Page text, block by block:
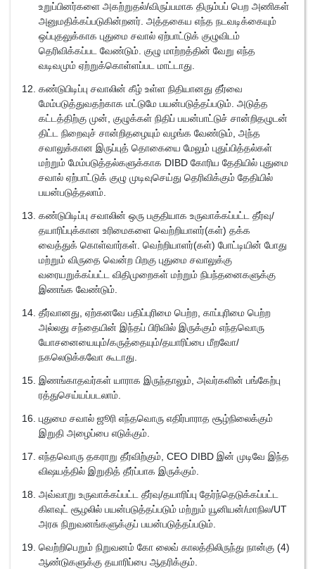
உறுப்பினர்களை அகற்றுதல்/விருப்பமாக திரும்பப் பெற அணிகள்
அனுமதிக்கப்படுகின்றனர். அத்தகைய எந்த நடவடிக்கையும்
ஒப்புதலுக்காக புதுமை சவால் ஏற்பாட்டுக் குழுவிடம்
தெரிவிக்கப்பட வேண்டும். குழு மாற்றத்தின் வேறு எந்த
வடிவமும் ஏற்றுக்கொள்ளப்பட மாட்டாது.
கண்டுபிடிப்பு சவாலின் கீழ் உள்ள நிதியானது தீர்வை
மேம்படுத்துவதற்காக மட்டுமே பயன்படுத்தப்படும். அடுத்த
கட்டத்திற்கு முன், குழுக்கள் நிதிப் பயன்பாட்டுச் சான்றிதழுடன்
திட்ட நிறைவுச் சான்றிதழையும் வழங்க வேண்டும், அந்த
சவாலுக்கான இருப்புத் தொகையை மேலும் புதுப்பித்தல்கள்
மற்றும் மேம்படுத்தல்களுக்காக DIBD கோரிய தேதியில் புதுமை
சவால் ஏற்பாட்டுக் குழு முடிவுசெய்து தெரிவிக்கும் தேதியில்
பயன்படுத்தலாம்.
கண்டுபிடிப்பு சவாலின் ஒரு பகுதியாக உருவாக்கப்பட்ட தீர்வு/
தயாரிப்புக்கான உரிமைகளை வெற்றியாளர்(கள்) தக்க
வைத்துக் கொள்வார்கள். வெற்றியாளர்(கள்) போட்டியின் போது
மற்றும் விருதை வென்ற பிறகு புதுமை சவாலுக்கு
வரையறுக்கப்பட்ட விதிமுறைகள் மற்றும் நிபந்தனைகளுக்கு
இணங்க வேண்டும்.
தீர்வானது, ஏற்கனவே பதிப்புரிமை பெற்ற, காப்புரிமை பெற்ற
அல்லது சந்தையின் இந்தப் பிரிவில் இருக்கும் எந்தவொரு
யோசனையையும்/கருத்தையும்/தயாரிப்பை மீறவோ/
நகலெடுக்கவோ கூடாது.
இணங்காதவர்கள் யாராக இருந்தாலும், அவர்களின் பங்கேற்பு
ரத்துசெய்யப்படலாம்.
புதுமை சவால் ஜூரி எந்தவொரு எதிர்பாராத சூழ்நிலைக்கும்
இறுதி அழைப்பை எடுக்கும்.
எந்தவொரு தகராறு தீர்விற்கும், CEO DIBD இன் முடிவே இந்த
விஷயத்தில் இறுதித் தீர்ப்பாக இருக்கும்.
அவ்வாறு உருவாக்கப்பட்ட தீர்வு/தயாரிப்பு தேர்ந்தெடுக்கப்பட்ட
கிளவுட் சூழலில் பயன்படுத்தப்படும் மற்றும் யூனியன்/மாநில/UT
அரசு நிறுவனங்களுக்குப் பயன்படுத்தப்படும்.
வெற்றிபெறும் நிறுவனம் கோ லைவ் காலத்திலிருந்து நான்கு (4)
ஆண்டுகளுக்கு தயாரிப்பை ஆதரிக்கும்.